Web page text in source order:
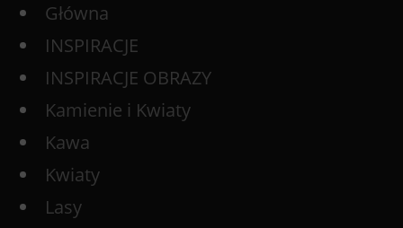
Główna
INSPIRACJE
INSPIRACJE OBRAZY
Kamienie i Kwiaty
Kawa
Kwiaty
Lasy